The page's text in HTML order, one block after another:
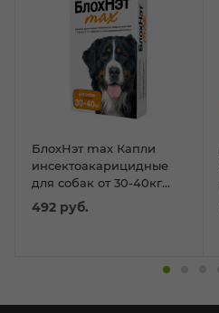
БлохНэт max Капли
инсектоакарицидные
для собак от 30-40кг
4мл
492 руб.